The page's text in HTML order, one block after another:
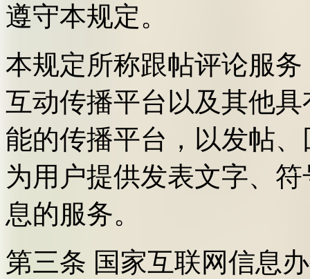
遵守本规定。
本规定所称跟帖评论服
互动传播平台以及其他
能的传播平台，以发帖
为用户提供发表文字、
息的服务。
第三条 国家互联网信息